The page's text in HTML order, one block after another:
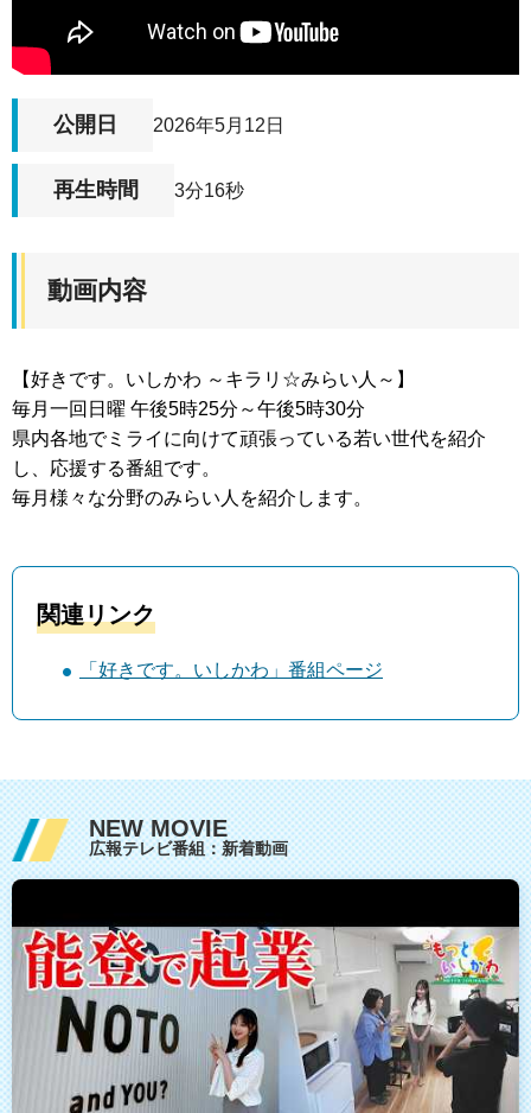
公開日 2026年5月12日
再生時間 3分16秒
動画内容
【好きです。いしかわ ～キラリ☆みらい人～】
毎月一回日曜 午後5時25分～午後5時30分
県内各地でミライに向けて頑張っている若い世代を紹介
し、応援する番組です。
毎月様々な分野のみらい人を紹介します。
関連リンク
「好きです。いしかわ」番組ページ
NEW MOVIE
広報テレビ番組：新着動画